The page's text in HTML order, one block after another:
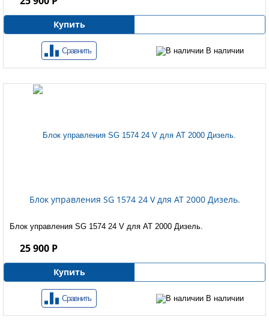
Купить
Сравнить В наличии
Блок управления SG 1574 24 V для AT 2000 Дизель.
Блок управления SG 1574 24 V для AT 2000 Дизель.
25 900 Р
Купить
Сравнить В наличии